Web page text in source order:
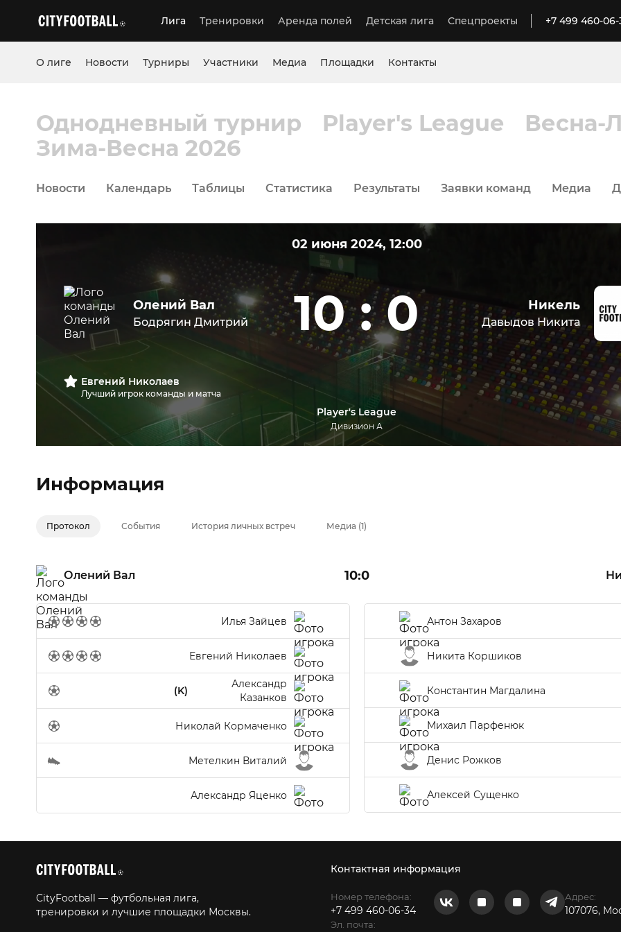
Лига Тренировки Аренда полей Детская лига Спецпроекты +7 499 460-06-
О лиге Новости Турниры Участники Медиа Площадки Контакты
Однодневный турнир Player's League
Весна-
Зима-Весна 2026
Новости Календарь Таблицы Статистика Результаты Заявки команд Медиа
02 июня 2024, 12:00
Олений Вал
Бодрягин Дмитрий 10 : 0 Никель
Давыдов Никита
Евгений Николаев
Лучший игрок команды и матча
Player's League
Дивизион А
Информация
Протокол События История личных встреч Медиа (1)
Олений Вал 10:0
Илья Зайцев
Евгений Николаев
Александр
Казанков
(K)
Николай Кормаченко
Метелкин Виталий
Александр Яценко
Антон Захаров
Никита Коршиков
Константин Магдалина
Михаил Парфенюк
Денис Рожков
Алексей Сущенко
CityFootball — футбольная лига,
тренировки и лучшие площадки Москвы.
Контактная информация
Номер телефона:
+7 499 460-06-34
Эл. почта:
Адрес:
107076,